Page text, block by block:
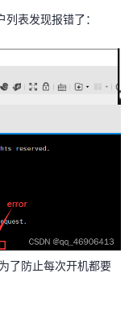
表发现报错了：
了防止每次开机都要